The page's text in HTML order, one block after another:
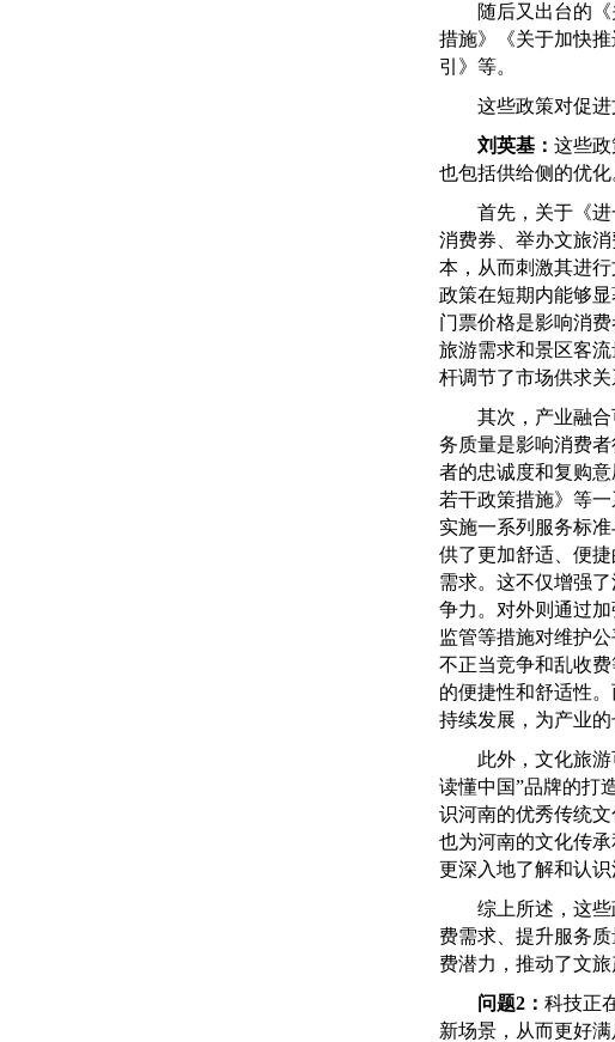
随后又出台的《
措施》《关于加快
引》等。
这些政策对促进
刘英基： 这些政
也包括供给侧的优化
首先，关于《进
消费券、举办文旅
本，从而刺激其进
政策在短期内能够
门票价格是影响消
旅游需求和景区客
杆调节了市场供求关
其次，产业融合
务质量是影响消费
者的忠诚度和复购
若干政策措施》等
实施一系列服务标
供了更加舒适、便
需求。这不仅增强
争力。对外则通过
监管等措施对维护
不正当竞争和乱收
的便捷性和舒适性
持续发展，为产业的
此外，文化旅游可
读懂中国”品牌的打
识河南的优秀传统
也为河南的文化传
更深入地了解和认
综上所述，这些
费需求、提升服务
费潜力，推动了文旅
问题2： 科技正
新场景，从而更好